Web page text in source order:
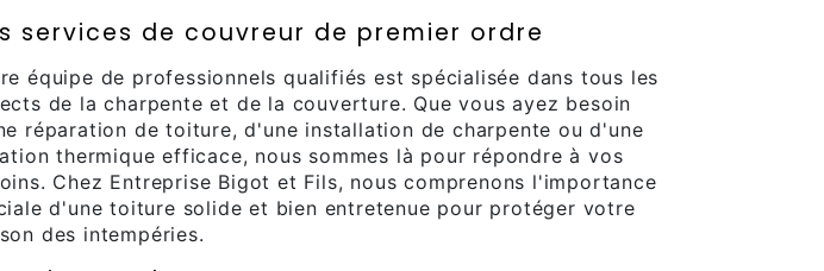
services de couvreur de premier ordre
équipe de professionnels qualifiés est spécialisée dans tous les
de la charpente et de la couverture. Que vous ayez besoin
réparation de toiture, d'une installation de charpente ou d'une
thermique efficace, nous sommes là pour répondre à vos
Chez Entreprise Bigot et Fils, nous comprenons l'importance
d'une toiture solide et bien entretenue pour protéger votre
des intempéries.